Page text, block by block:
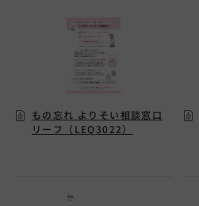
消化器
もの忘れ よりそい相談窓口
リーフ（LEQ3022）